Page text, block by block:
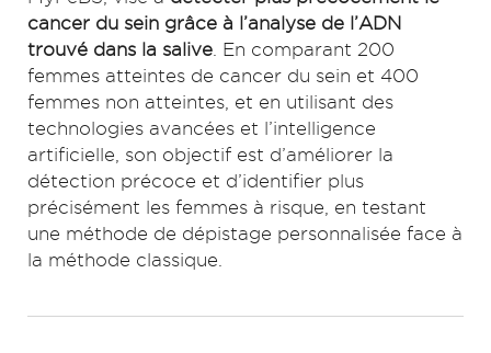
cancer du sein grâce à l’analyse de l’ADN
trouvé dans la salive . En comparant 200
femmes atteintes de cancer du sein et 400
femmes non atteintes, et en utilisant des
technologies avancées et l’intelligence
artificielle, son objectif est d’améliorer la
détection précoce et d’identifier plus
précisément les femmes à risque, en testant
une méthode de dépistage personnalisée face à
la méthode classique.